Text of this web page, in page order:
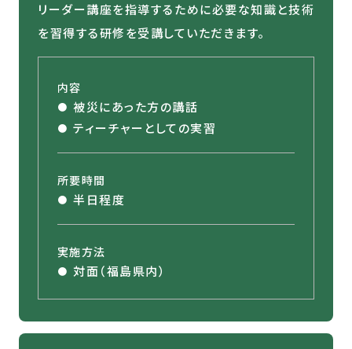
リーダー講座を指導するために必要な知識と技術
を習得する研修を受講していただきます。
内容
被災にあった方の講話
ティーチャーとしての実習
所要時間
半日程度
実施方法
対面（福島県内）